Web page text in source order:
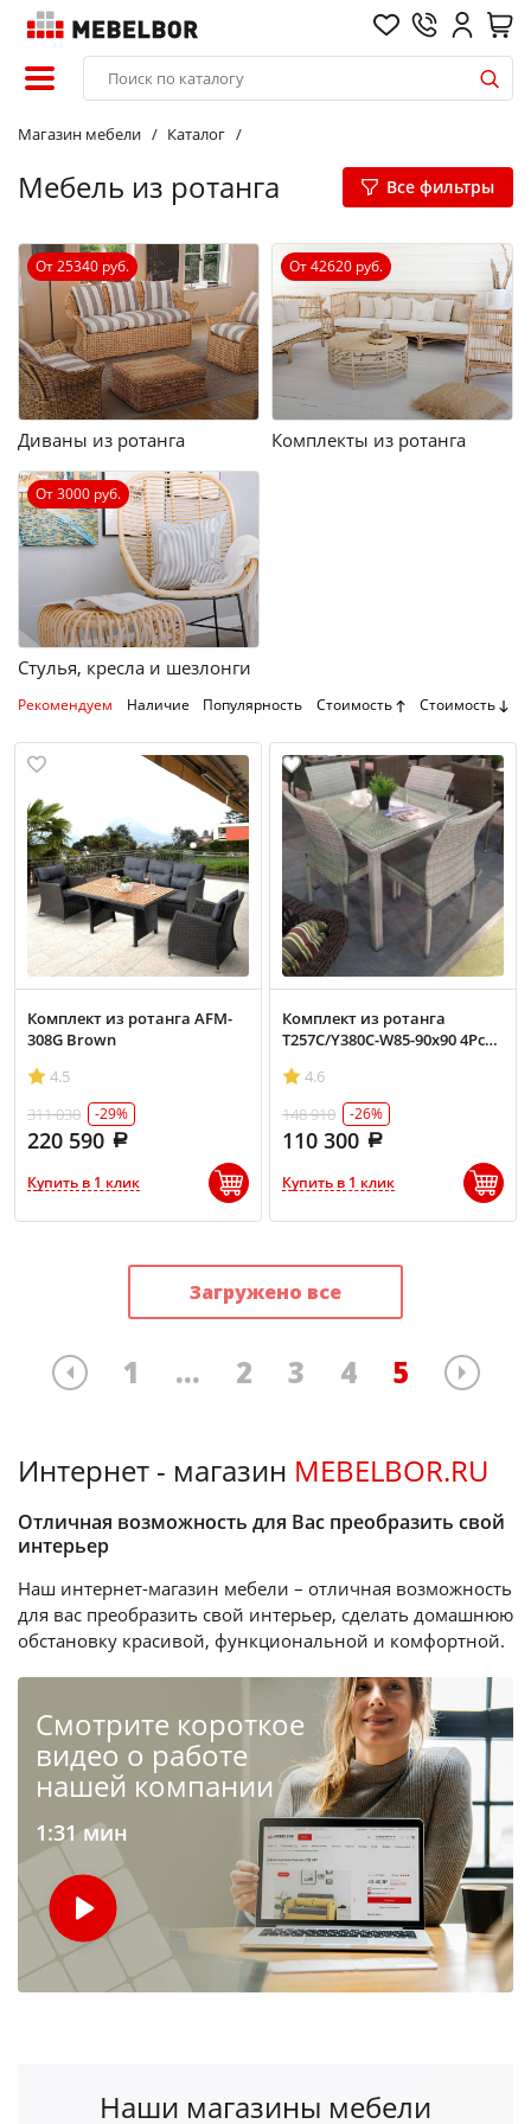
Магазин мебели Каталог
Мебель из ротанга Все фильтры
От 25340 руб.
Диваны из ротанга
От 42620 руб.
Комплекты из ротанга
От 3000 руб.
Стулья, кресла и шезлонги
Рекомендуем Наличие Популярность Стоимость Стоимость
Комплект из ротанга AFM-
308G Brown
4.5
311 030
-29%
220 590
Купить в 1 клик
Комплект из ротанга
T257C/Y380C-W85-90x90 4Pcs
4.6
148 910
-26%
110 300
Купить в 1 клик
Загружено все
1 ... 2 3 4 5
Интернет - магазин MEBELBOR.RU
Отличная возможность для Вас преобразить свой
интерьер
Наш интернет-магазин мебели – отличная возможность
для вас преобразить свой интерьер, сделать домашнюю
обстановку красивой, функциональной и комфортной.
Cмотрите короткое
видео о работе
нашей компании
1:31 мин
Наши магазины мебели